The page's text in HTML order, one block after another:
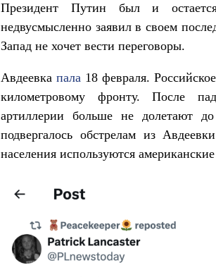
Президент Путин был и
недвусмысленно заявил в своем
Запад не хочет вести переговоры.
Авдеевкапала 18 февраля.
километровому фронту. После
артиллерии больше не долетают
подвергалось обстрелам из
населения используются